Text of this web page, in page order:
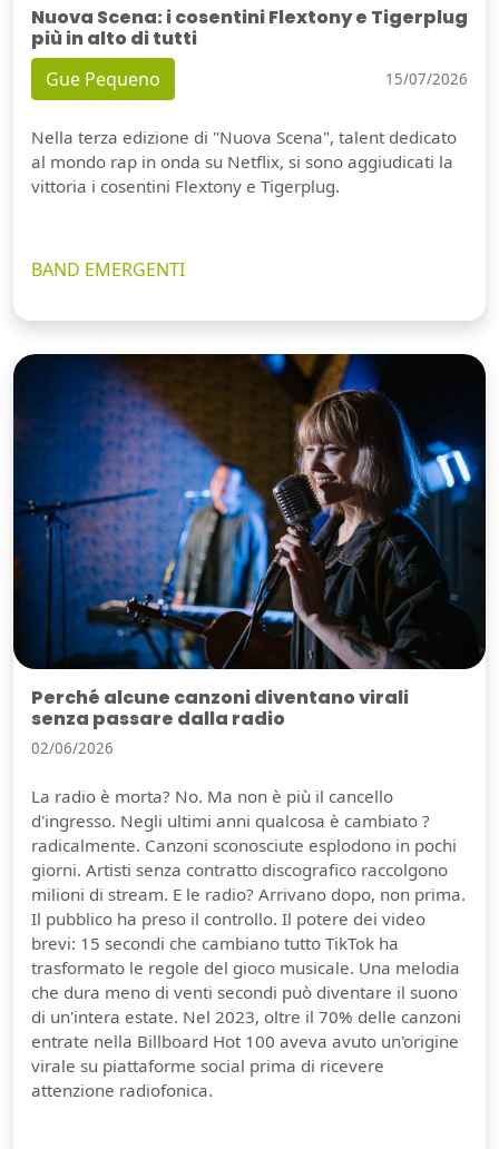
Nuova Scena: i cosentini Flextony e Tigerplug
più in alto di tutti
Gue Pequeno 15/07/2026
Nella terza edizione di "Nuova Scena", talent dedicato
al mondo rap in onda su Netflix, si sono aggiudicati la
vittoria i cosentini Flextony e Tigerplug.
BAND EMERGENTI
Perché alcune canzoni diventano virali
senza passare dalla radio
02/06/2026
La radio è morta? No. Ma non è più il cancello
d'ingresso. Negli ultimi anni qualcosa è cambiato ?
radicalmente. Canzoni sconosciute esplodono in pochi
giorni. Artisti senza contratto discografico raccolgono
milioni di stream. E le radio? Arrivano dopo, non prima.
Il pubblico ha preso il controllo. Il potere dei video
brevi: 15 secondi che cambiano tutto TikTok ha
trasformato le regole del gioco musicale. Una melodia
che dura meno di venti secondi può diventare il suono
di un'intera estate. Nel 2023, oltre il 70% delle canzoni
entrate nella Billboard Hot 100 aveva avuto un'origine
virale su piattaforme social prima di ricevere
attenzione radiofonica.